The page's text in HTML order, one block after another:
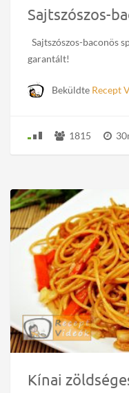
Sajtszószos-
Sajtszószos-baconös
garantált!
Beküldte Recept
1815
Kínai